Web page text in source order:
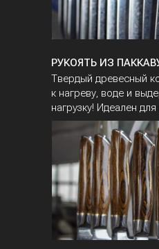
РУКОЯТЬ ИЗ
Твердый древесный
к нагреву, воде и
нагрузку! Идеален для